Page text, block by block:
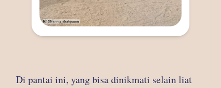
Di pantai ini, yang bisa dinikmati selain liat